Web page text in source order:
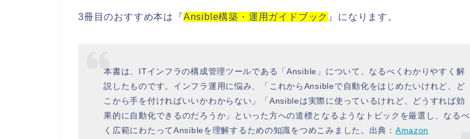
3冊目のおすすめ本は『Ansible構築・運用ガイドブック 』になります。
本書は、ITインフラの構成管理ツールである「Ansible」について、なるべくわかりやすく解
説したものです。インフラ運用に悩み、「これからAnsibleで自動化をはじめたいけれど、ど
こから手を付ければいいかわからない」「Ansibleは実際に使っているけれど、どうすれば効
果的に自動化できるのだろうか」といった方への道標となるようなトピックを厳選し、なるべ
く広範にわたってAnsibleを理解するための知識をつめこみました。出典： Amazon